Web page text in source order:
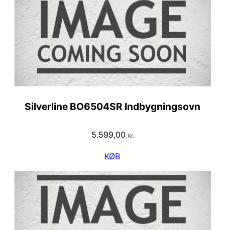
Silverline BO6504SR Indbygningsovn
5.599,00 kr.
KØB